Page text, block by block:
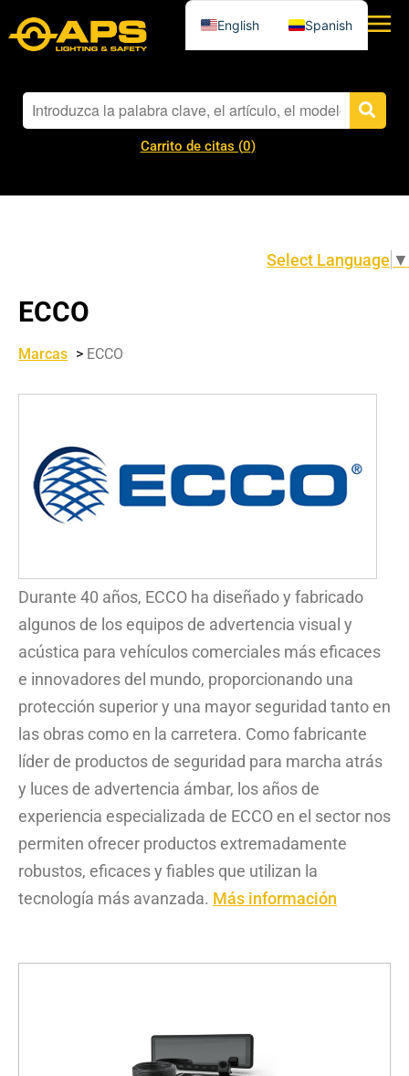
Carrito de citas (0)
Select Language ▼
ECCO
Marcas > ECCO
Durante 40 años, ECCO ha diseñado y fabricado
algunos de los equipos de advertencia visual y
acústica para vehículos comerciales más eficaces
e innovadores del mundo, proporcionando una
protección superior y una mayor seguridad tanto en
las obras como en la carretera. Como fabricante
líder de productos de seguridad para marcha atrás
y luces de advertencia ámbar, los años de
experiencia especializada de ECCO en el sector nos
permiten ofrecer productos extremadamente
robustos, eficaces y fiables que utilizan la
tecnología más avanzada. Más información
English Spanish